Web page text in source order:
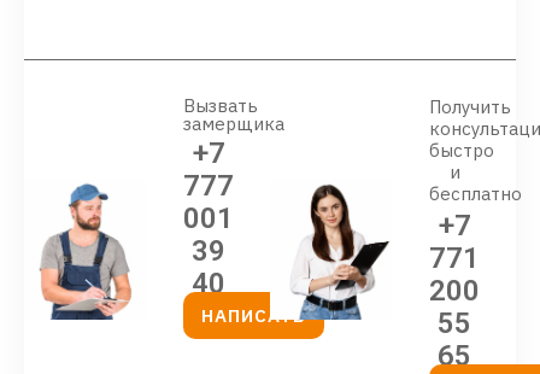
Вызвать
замерщика
+7
777
001
39
40
НАПИСАТЬ
Получить
быстро
и
бесплатно
+7
771
200
55
65